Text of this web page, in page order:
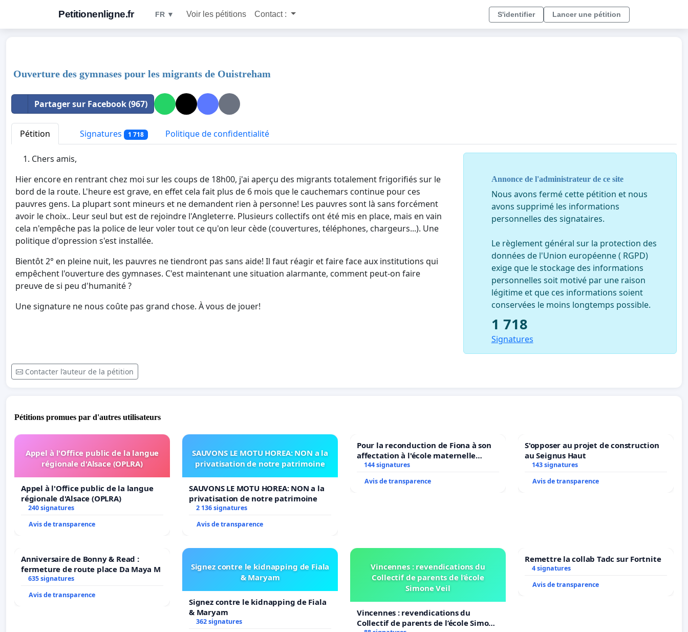
Petitionenligne.fr FR ▼ Voir les pétitions Contact : S'identifier Lancer une pétition
Ouverture des gymnases pour les migrants de Ouistreham
Partager sur Facebook (967)
Pétition Signatures 1 718 Politique de confidentialité
Chers amis,
Hier encore en rentrant chez moi sur les coups de 18h00, j'ai aperçu des migrants totalement frigorifiés sur le
bord de la route. L'heure est grave, en effet cela fait plus de 6 mois que le cauchemars continue pour ces
pauvres gens. La plupart sont mineurs et ne demandent rien à personne! Les pauvres sont là sans forcément
avoir le choix.. Leur seul but est de rejoindre l'Angleterre. Plusieurs collectifs ont été mis en place, mais en vain
cela n'empêche pas la police de leur voler tout ce qu'on leur cède (couvertures, téléphones, chargeurs...). Une
politique d'opression s'est installée.
Bientôt 2° en pleine nuit, les pauvres ne tiendront pas sans aide! Il faut réagir et faire face aux institutions qui
empêchent l'ouverture des gymnases. C'est maintenant une situation alarmante, comment peut-on faire
preuve de si peu d'humanité ?
Une signature ne nous coûte pas grand chose. À vous de jouer!
Contacter l’auteur de la pétition
Annonce de l'administrateur de ce site
Nous avons fermé cette pétition et nous
avons supprimé les informations
personnelles des signataires.
Le règlement général sur la protection des
données de l'Union européenne ( RGPD)
exige que le stockage des informations
personnelles soit motivé par une raison
légitime et que ces informations soient
conservées le moins longtemps possible.
1 718
Signatures
Pétitions promues par d'autres utilisateurs
Appel à l'Office public de la langue
régionale d'Alsace (OPLRA)
Appel à l'Office public de la langue
régionale d'Alsace (OPLRA)
240 signatures
Avis de transparence
SAUVONS LE MOTU HOREA: NON a la
privatisation de notre patrimoine
SAUVONS LE MOTU HOREA: NON a la
privatisation de notre patrimoine
2 136 signatures
Avis de transparence
Pour la reconduction de Fiona à son
affectation à l'école maternelle
LAMARTINE auprès de Léo N. en
144 signatures
Avis de transparence
S'opposer au projet de construction
au Seignus Haut
143 signatures
Avis de transparence
Anniversaire de Bonny & Read :
fermeture de route place Da Maya M
635 signatures
Avis de transparence
Signez contre le kidnapping de Fiala
& Maryam
Signez contre le kidnapping de Fiala
& Maryam
362 signatures
Vincennes : revendications du
Collectif de parents de l’école
Simone Veil
Vincennes : revendications du
Collectif de parents de l’école Simone
Remettre la collab Tadc sur Fortnite
4 signatures
Avis de transparence